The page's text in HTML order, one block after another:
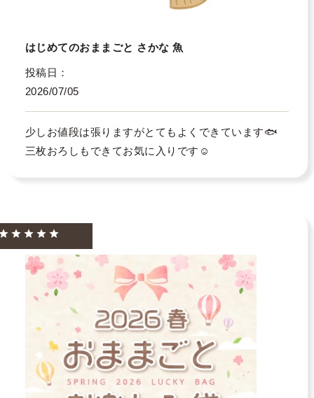
はじめてのおままごと さかな 魚
投稿日
2026/07/05
少しお値段は張りますがとてもよくできています🐟
三枚おろしもできてお気に入りです☺️